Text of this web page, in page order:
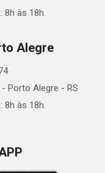
8h às 18h.
Alegre
Porto Alegre - RS
8h às 18h.